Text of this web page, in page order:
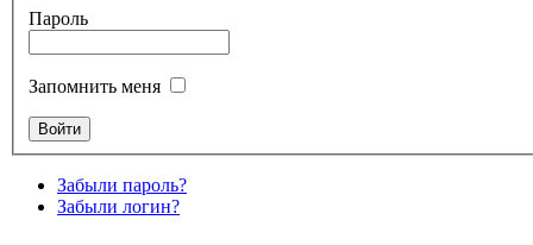
Пароль
Запомнить меня
Забыли пароль?
Забыли логин?